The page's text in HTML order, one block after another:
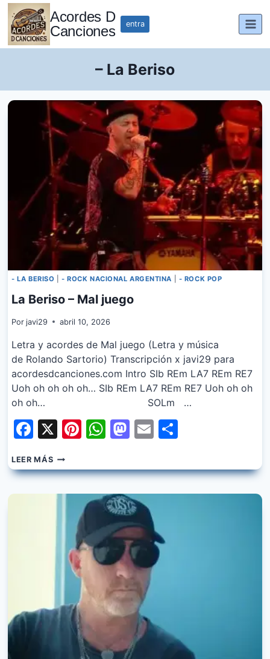
Saltar
contenido
Acordes D
Canciones
entra
– La Beriso
- LA BERISO |- ROCK NACIONAL ARGENTINA - ROCK POP
La Beriso – Mal juego
Por javi29 abril 10, 2026
Letra y acordes de Mal juego (Letra y música
de Rolando Sartorio) Transcripción x javi29 para
acordesdcanciones.com Intro SIb REm LA7 REm RE7
Uoh oh oh oh oh… SIb REm LA7 REm RE7 Uoh oh oh
oh oh… SOLm …
Facebook
X Pinterest
WhatsApp
Mastodon
Email
LEER MÁSLA
BERISO
–